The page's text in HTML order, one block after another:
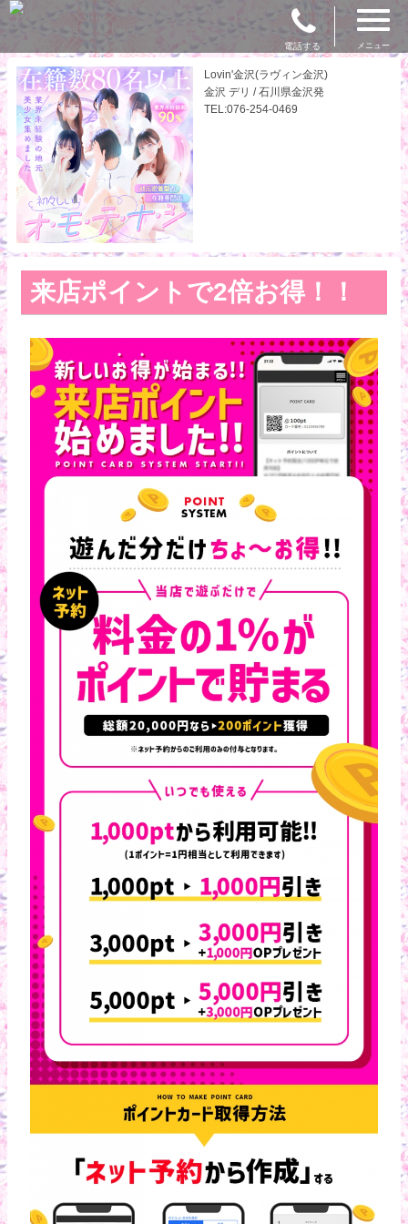
電話する メニュー
Lovin'金沢(ラヴィン金沢)
金沢 デリ / 石川県金沢発
TEL:076-254-0469
来店ポイントで2倍お得！！